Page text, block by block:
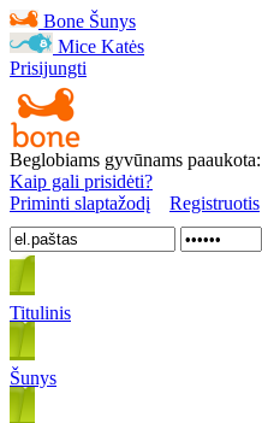
Bone Šunys
Mice Katės
Prisijungti
Beglobiams gyvūnams paaukota:
Kaip gali prisidėti?
Priminti slaptažodį
Registruotis
Titulinis
Šunys